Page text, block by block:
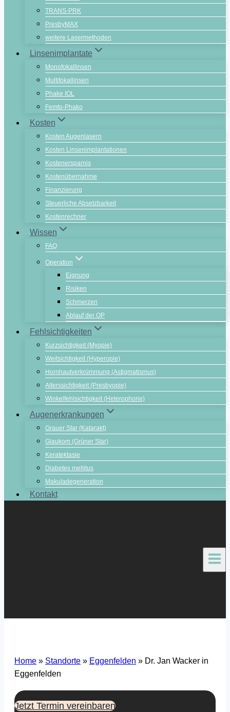
TRANS-PRK
PresbyMAX
weitere Lasermethoden
Linsenimplantate
Monofokallinsen
Multifokallinsen
Phake IOL
Femto-Phako
Kosten
Kosten Augenlasern
Kosten Linsenimplantationen
Kostenersparnis
Kostenübernahme
Finanzierung
Steuerliche Absetzbarkeit
Kostenrechner
Wissen
FAQ
Operation
Eignung
Risiken
Schmerzen
Ablauf der OP
Fehlsichtigkeiten
Kurzsichtigkeit (Myopie)
Weitsichtigkeit (Hyperopie)
Hornhautverkrümmung (Astigmatismus)
Alterssichtigkeit (Presbyopie)
Winkelfehlsichtigkeit (Heterophorie)
Augenerkrankungen
Grauer Star (Katarakt)
Glaukom (Grüner Star)
Keratektasie
Diabetes mellitus
Makuladegeneration
Kontakt
Home » Standorte » Eggenfelden » Dr. Jan Wacker in
Eggenfelden
Jetzt Termin vereinbaren